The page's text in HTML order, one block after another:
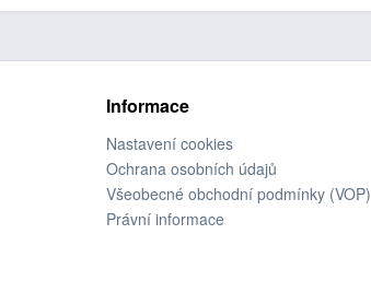
Informace
Nastavení cookies
Ochrana osobních údajů
Všeobecné obchodní podmínky (VOP)
Právní informace